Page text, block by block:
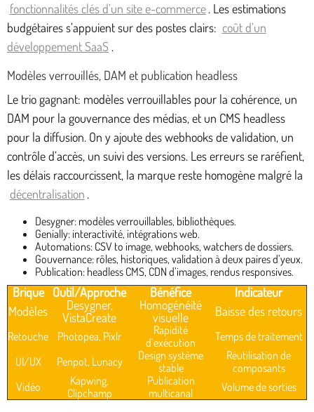
fonctionnalités clés d’un site e-commerce . Les estimations
budgétaires s’appuient sur des postes clairs: coût d’un
développement SaaS .
Modèles verrouillés, DAM et publication headless
Le trio gagnant: modèles verrouillables pour la cohérence, un
DAM pour la gouvernance des médias, et un CMS headless
pour la diffusion. On y ajoute des webhooks de validation, un
contrôle d’accès, un suivi des versions. Les erreurs se raréfient,
les délais raccourcissent, la marque reste homogène malgré la
décentralisation .
Desygner: modèles verrouillables, bibliothèques.
Genially: interactivité, intégrations web.
Automations: CSV to image, webhooks, watchers de dossiers.
Gouvernance: rôles, historiques, validation à deux paires d’yeux.
Publication: headless CMS, CDN d’images, rendus responsives.
Brique Outil/Approche Bénéfice
Indicateur
Modèles
Desygner,
VistaCreate
Homogénéité
visuelle
Baisse des retours
Retouche Photopea, Pixlr
Rapidité
d’exécution
Temps de traitement
UI/UX
Penpot, Lunacy
Design système
stable
Réutilisation de
composants
Vidéo
Kapwing,
Clipchamp
Publication
multicanal
Volume de sorties